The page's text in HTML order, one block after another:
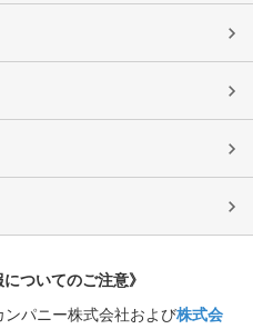
ついてのご注意》
パニー株式会社および株式会